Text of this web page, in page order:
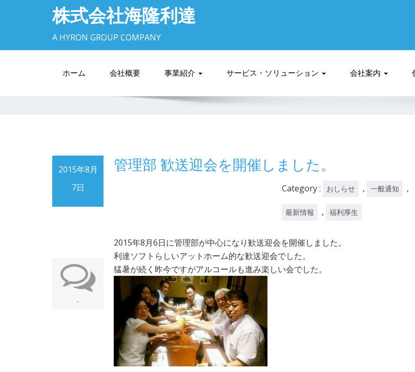
株式会社海隆利達
A HYRON GROUP COMPANY
ホーム 会社概要 事業紹介 サービス・ソリューション 会社案内
2015年8月
7日
-
管理部 歓送迎会を開催しました。
Category : おしらせ , 一般通知 ,
最新情報 , 福利厚生
2015年8月6日に管理部が中心になり歓送迎会を開催しました。
利達ソフトらしいアットホーム的な歓送迎会でした。
猛暑が続く昨今ですがアルコールも進み楽しい会でした。